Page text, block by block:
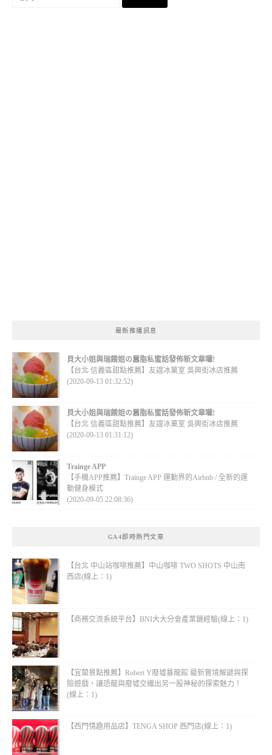
最新推播訊息
貝大小姐與瑞餚姐の囂脂私蜜話發佈新文章囉!
【台北 信義區甜點推薦】友誼冰菓室 吳興街冰店推薦
(2020-09-13 01:32:52)
貝大小姐與瑞餚姐の囂脂私蜜話發佈新文章囉!
【台北 信義區甜點推薦】友誼冰菓室 吳興街冰店推薦
(2020-09-13 01:31:12)
Trainge APP
【手機APP推薦】Trainge APP 運動界的Airbnb / 全新的運
動健身模式
(2020-09-05 22:08:36)
GA4即時熱門文章
【台北 中山站咖啡推薦】中山咖啡 TWO SHOTS 中山南
西店(線上：1)
【商務交流系統平台】BNI大大分會產業鏈經驗(線上：1)
【宜蘭景點推薦】Robert Y廢墟暴龍館 最新實境解謎與探
險遊戲，讓恐龍與廢墟交織出另一股神秘的探索魅力！
(線上：1)
【西門情趣用品店】TENGA SHOP 西門店(線上：1)